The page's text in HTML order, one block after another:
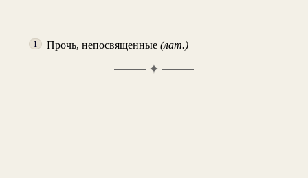
1 Прочь, непосвященные(лат.)
✦